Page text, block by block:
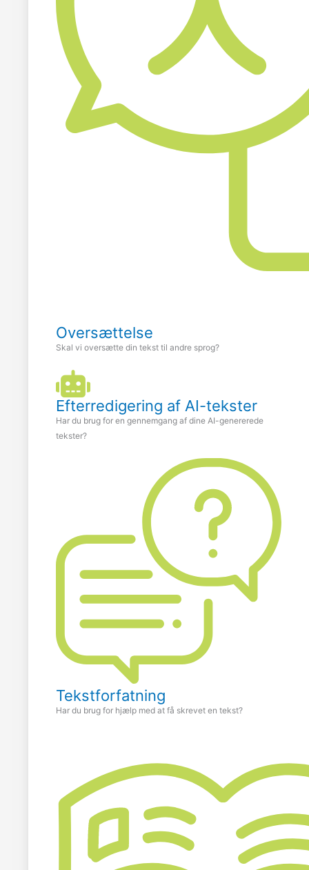
Oversættelse
Skal vi oversætte din tekst til andre sprog?
Efterredigering af AI-tekster
Har du brug for en gennemgang af dine AI-genererede
tekster?
Tekstforfatning
Har du brug for hjælp med at få skrevet en tekst?